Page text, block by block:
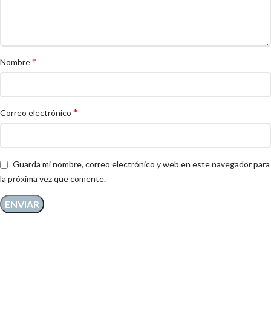
Nombre*
Correo electrónico *
Guarda mi nombre, correo electrónico y web en este navegador para
la próxima vez que comente.